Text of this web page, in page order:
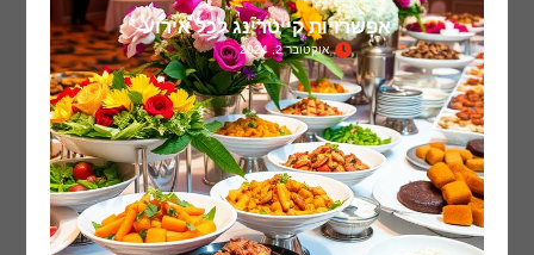
אפשרויות קייטרינג לכל אירוע
אוקטובר 2, 2024